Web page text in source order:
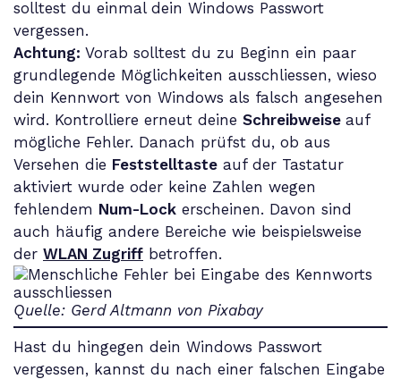
solltest du einmal dein Windows Passwort
vergessen.
Achtung: Vorab solltest du zu Beginn ein paar
grundlegende Möglichkeiten ausschliessen, wieso
dein Kennwort von Windows als falsch angesehen
wird. Kontrolliere erneut deine Schreibweise auf
mögliche Fehler. Danach prüfst du, ob aus
Versehen die Feststelltaste auf der Tastatur
aktiviert wurde oder keine Zahlen wegen
fehlendem Num-Lock erscheinen. Davon sind
auch häufig andere Bereiche wie beispielsweise
der WLAN Zugriff betroffen.
Quelle: Gerd Altmann von Pixabay
Hast du hingegen dein Windows Passwort
vergessen, kannst du nach einer falschen Eingabe